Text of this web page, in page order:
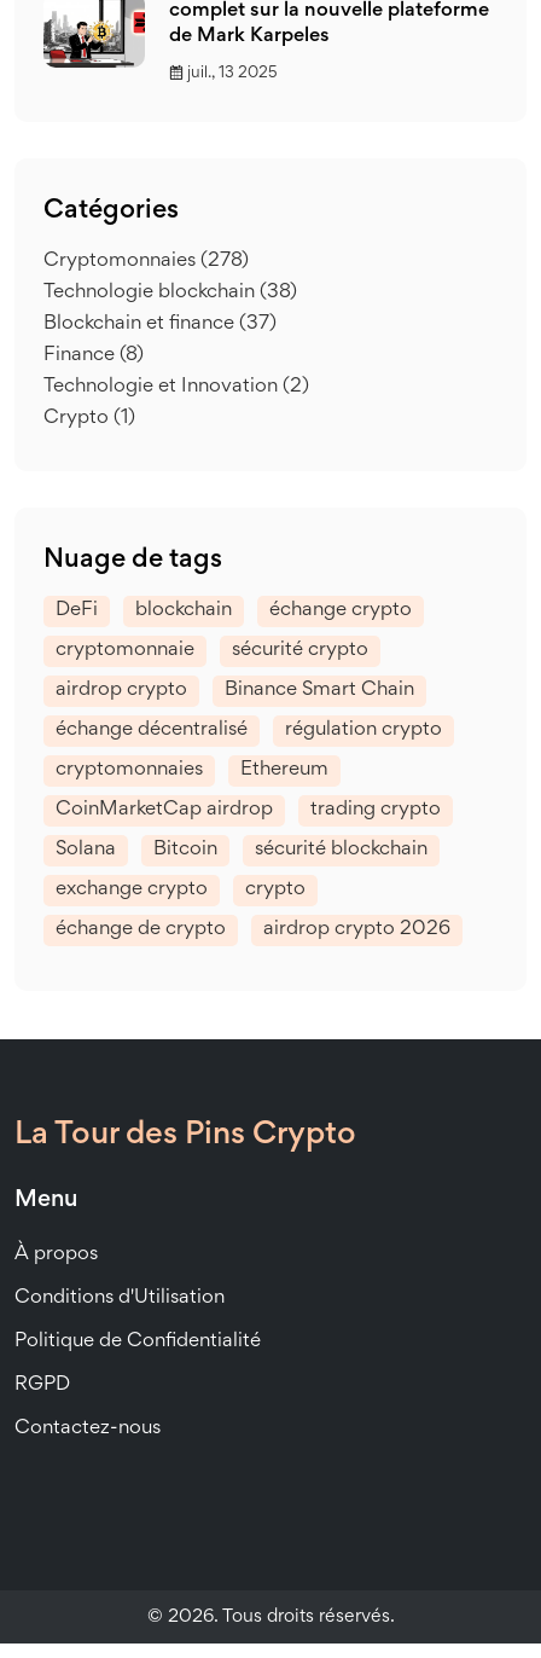
complet sur la nouvelle plateforme
de Mark Karpeles
juil., 13 2025
Catégories
Cryptomonnaies (278)
Technologie blockchain (38)
Blockchain et finance (37)
Finance (8)
Technologie et Innovation (2)
Crypto (1)
Nuage de tags
DeFi blockchain échange crypto
cryptomonnaie sécurité crypto
airdrop crypto Binance Smart Chain
échange décentralisé régulation crypto
cryptomonnaies Ethereum
CoinMarketCap airdrop trading crypto
Solana Bitcoin sécurité blockchain
exchange crypto crypto
échange de crypto airdrop crypto 2026
La Tour des Pins Crypto
Menu
À propos
Conditions d'Utilisation
Politique de Confidentialité
RGPD
Contactez-nous
© 2026. Tous droits réservés.